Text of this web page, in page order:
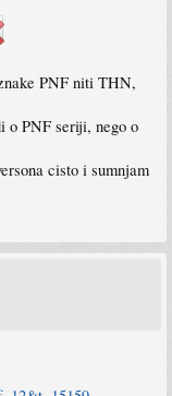
PNF niti THN,
o PNF seriji, nego o
cisto i sumnjam